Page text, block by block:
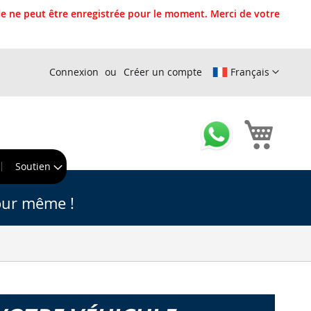
ne peut être enregistrée pour le moment. Merci de votre
Français
Connexion Créer un compte
Soutien
même !